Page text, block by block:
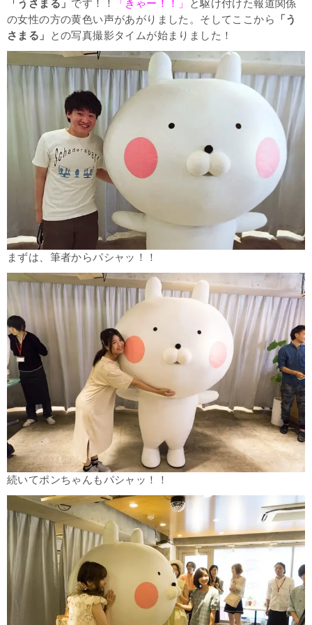
「うさまる」 です！！ 「きゃー！！」
と駆け付けた報道関係
の女性の方の黄色い声があがりました。そしてここから
「う
さまる」
との写真撮影タイムが始まりました！
まずは、筆者からパシャッ！！
続いてポンちゃんもパシャッ！！